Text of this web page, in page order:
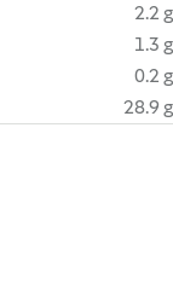
2.2 g
1.3 g
0.2 g
28.9 g